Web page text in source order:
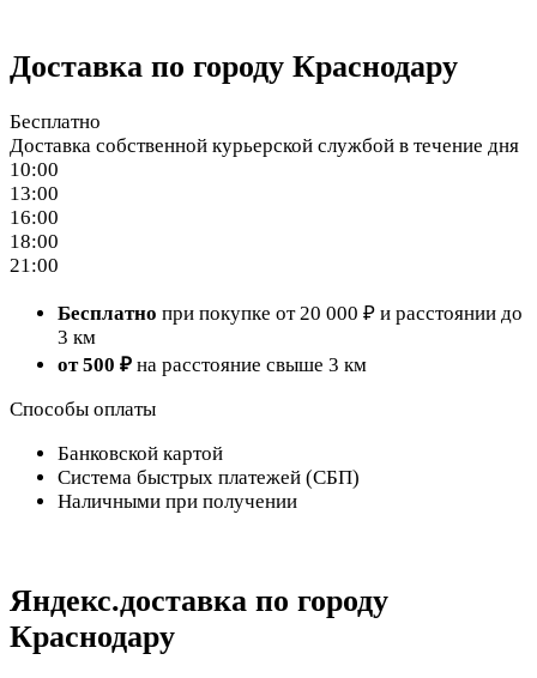
Доставка по городу Краснодару
Бесплатно
Доставка собственной курьерской службой в течение дня
10:00
13:00
16:00
18:00
21:00
Бесплатно при покупке от 20 000 ₽ и расстоянии до
3 км
от 500 ₽ на расстояние свыше 3 км
Способы оплаты
Банковской картой
Система быстрых платежей (СБП)
Наличными при получении
Яндекс.доставка по городу
Краснодару